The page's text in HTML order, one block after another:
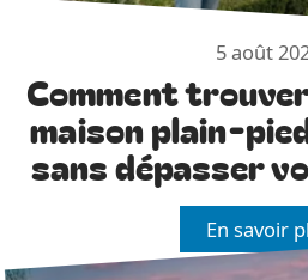
5 août
Comment
maison plain-
sans dépasser
En savoir